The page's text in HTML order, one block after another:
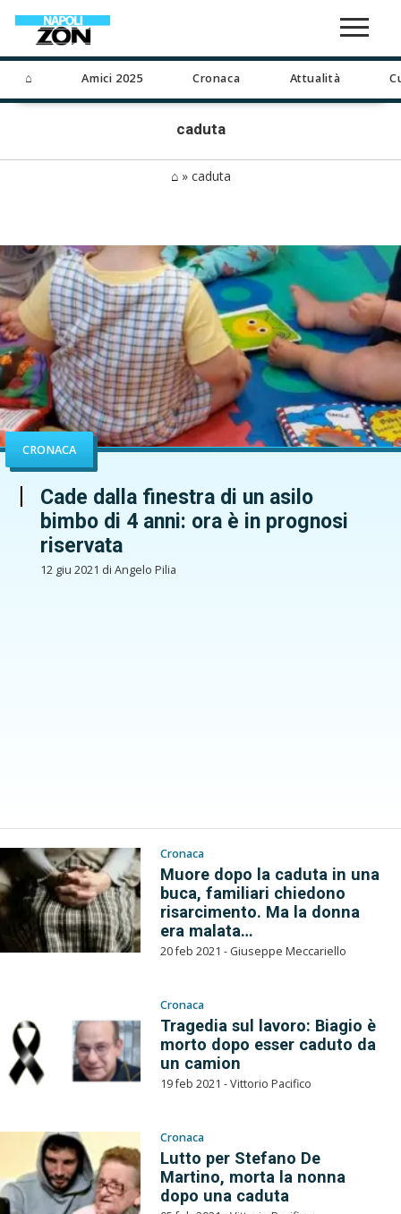
⌂ Amici 2025 Cronaca Attualità
caduta
⌂» caduta
CRONACA
Cade dalla finestra di un asilo
bimbo di 4 anni: ora è in prognosi
riservata
12 giu 2021 di Angelo Pilia
Cronaca
Muore dopo la caduta in una
buca, familiari chiedono
risarcimento. Ma la donna
era malata…
20 feb 2021 - Giuseppe Meccariello
Cronaca
Tragedia sul lavoro: Biagio è
morto dopo esser caduto da
un camion
19 feb 2021 - Vittorio Pacifico
Cronaca
Lutto per Stefano De
Martino, morta la nonna
dopo una caduta